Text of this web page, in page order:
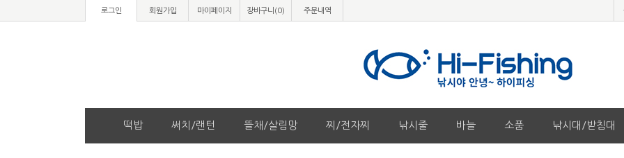
로그인 회원가입 마이페이지 장바구니(0) 주문내역
떡밥 써치/랜턴 뜰채/살림망 찌/전자찌 낚시줄 바늘 소품 낚시대/받침대